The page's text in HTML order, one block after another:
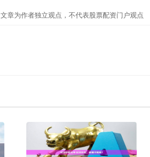
文章为作者独立观点，不代表股票配资门户观点